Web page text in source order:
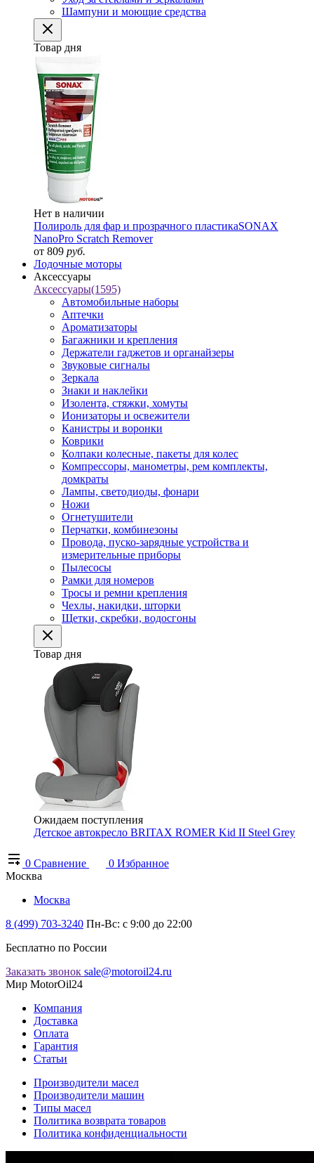
Шампуни и моющие средства
Товар дня
Нет в наличии
Полироль для фар и прозрачного пластикаSONAX
NanoPro Scratch Remover
от 809 руб.
Лодочные моторы
Аксессуары
Аксессуары(1595)
Автомобильные наборы
Аптечки
Ароматизаторы
Багажники и крепления
Держатели гаджетов и органайзеры
Звуковые сигналы
Зеркала
Знаки и наклейки
Изолента, стяжки, хомуты
Ионизаторы и освежители
Канистры и воронки
Коврики
Колпаки колесные, пакеты для колес
Компрессоры, манометры, рем комплекты,
домкраты
Лампы, светодиоды, фонари
Ножи
Огнетушители
Перчатки, комбинезоны
Провода, пуско-зарядные устройства и
измерительные приборы
Пылесосы
Рамки для номеров
Тросы и ремни крепления
Чехлы, накидки, шторки
Щетки, скребки, водосгоны
Товар дня
Ожидаем поступления
Детское автокресло BRITAX ROMER Kid II Steel Grey
0 Сравнение 0 Избранное
Москва
Москва
8 (499) 703-3240 Пн-Вс: с 9:00 до 22:00
Бесплатно по России
Заказать звонок sale@motoroil24.ru
Мир MotorOil24
Компания
Доставка
Оплата
Гарантия
Статьи
Производители масел
Производители машин
Типы масел
Политика возврата товаров
Политика конфиденциальности